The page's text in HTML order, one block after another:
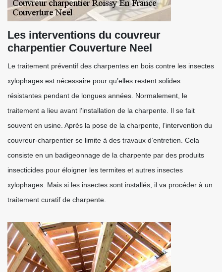
Les interventions du couvreur
charpentier Couverture Neel
Le traitement préventif des charpentes en bois contre les insectes
xylophages est nécessaire pour qu’elles restent solides
résistantes pendant de longues années. Normalement, le
traitement a lieu avant l’installation de la charpente. Il se fait
souvent en usine. Après la pose de la charpente, l’intervention du
couvreur-charpentier se limite à des travaux d’entretien. Cela
consiste en un badigeonnage de la charpente par des produits
insecticides pour éloigner les termites et autres insectes
xylophages. Mais si les insectes sont installés, il va procéder à un
traitement curatif de charpente.